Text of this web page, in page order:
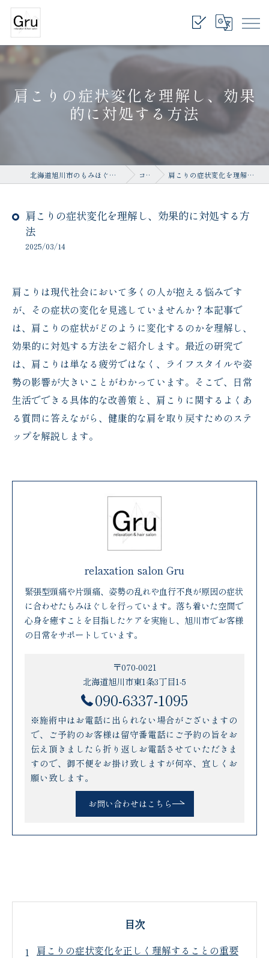
肩こりの症状変化を理解し、効果
的に対処する方法
北海道旭川市のもみほぐしならrelaxation salon Gru コラム 肩こりの症状変化を理解し、効果的に対処する方法
肩こりの症状変化を理解し、効果的に対処する方
法
2025/03/14
肩こりは現代社会において多くの人が抱える悩みです
が、その症状の変化を見逃していませんか？本記事で
は、肩こりの症状がどのように変化するのかを理解し、
効果的に対処する方法をご紹介します。最近の研究で
は、肩こりは単なる疲労ではなく、ライフスタイルや姿
勢の影響が大きいことがわかっています。そこで、日常
生活でできる具体的な改善策と、肩こりに関するよくあ
る質問に答えながら、健康的な肩を取り戻すためのステ
ップを解説します。
relaxation salon Gru
緊張型頭痛や片頭痛、姿勢の乱れや血行不良が原因の症状
に合わせたもみほぐしを行っています。落ち着いた空間で
心身を癒すことを目指したケアを実施し、旭川市でお客様
の日常をサポートしています。
〒070-0021
北海道旭川市東1条3丁目1-5
090-6337-1095
※施術中はお電話に出られない場合がございますの
で、ご予約のお客様は留守番電話にご予約の旨をお
伝え頂きましたら折り返しお電話させていただきま
すので、御不便をお掛け致しますが何卒、宜しくお
願い致します。
お問い合わせはこちら
目次
肩こりの症状変化を正しく理解することの重要